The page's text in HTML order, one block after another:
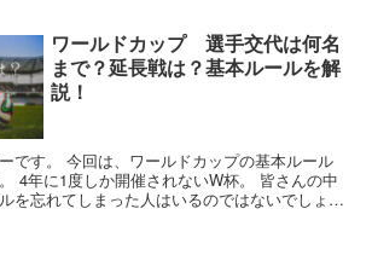
ワールドカップ 選手交代は何名
まで？延長戦は？基本ルールを解
説！
ップの基本ルール
んの中
を忘れてしまった人はいるのではないでしょう